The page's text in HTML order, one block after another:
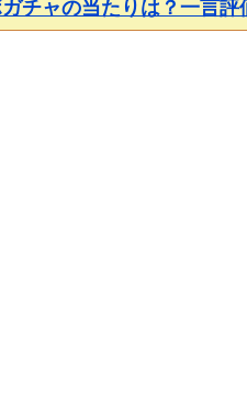
チャの当たりは？一言評